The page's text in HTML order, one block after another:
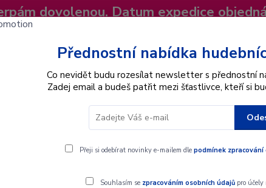
dovolenou. Datum expedice
styly Interpret
Přednostní nabídka
Co nevidět budu rozesílat newsletter s přednostní
Zadej email a budeš patřit mezi šťastlivce, kteří si
Přeji si odebírat novinky e-mailem dle podmínek zpracování
Souhlasím se zpracováním osobních údajůpro účely